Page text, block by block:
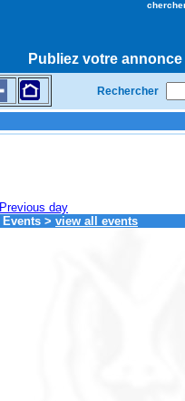
Publiez votre
Rechercher
Previous day
Events > view all events